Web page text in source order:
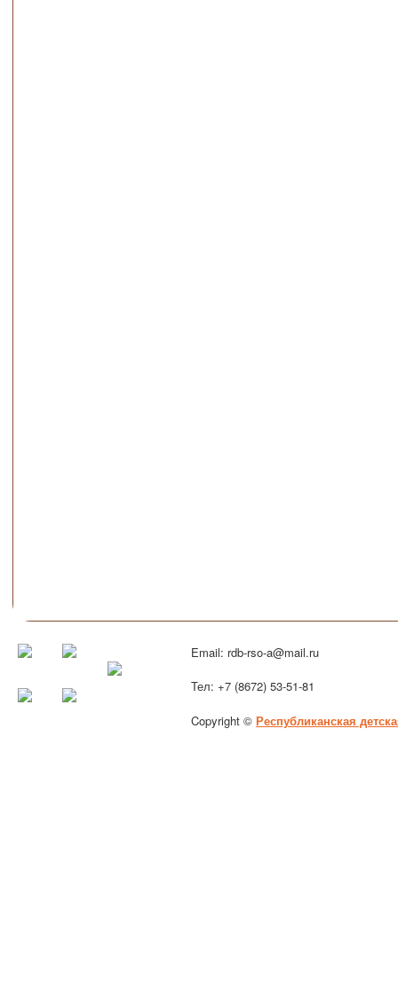
Email: rdb-rso-a@mail.ru
Тел: +7 (8672) 53-51-81
Copyright © Республиканская